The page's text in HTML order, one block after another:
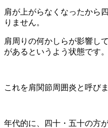
肩が上がらなくなったから
りません。
肩周りの何かしらが影響し
があるというよう状態です。
これを肩関節周囲炎と呼びま
年代的に、四十・五十の方